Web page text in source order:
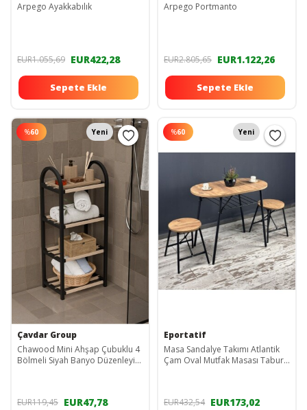
Arpego Ayakkabılık
EUR1.055,69 EUR422,28
Sepete Ekle
Arpego Portmanto
EUR2.805,65 EUR1.122,26
Sepete Ekle
%60 Yeni
Çavdar Group
Chawood Mini Ahşap Çubuklu 4
Bölmeli Siyah Banyo Düzenleyici
EUR119,45 EUR47,78
%60 Yeni
Eportatif
Masa Sandalye Takımı Atlantik
Çam Oval Mutfak Masası Tabure
EUR432,54 EUR173,02